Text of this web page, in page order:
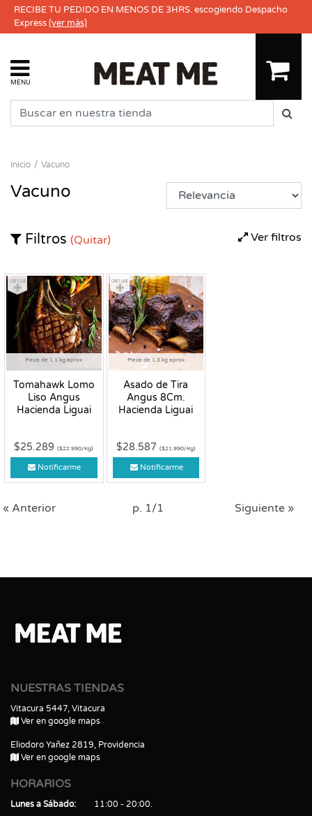
RECIBE TU PEDIDO EN MENOS DE 3HRS. escogiendo Despacho
Express(ver más)
MENU
Inicio Vacuno
Vacuno
Ver filtros
Filtros (Quitar)
Pieza de 1.1 kg aprox
Tomahawk Lomo
Liso Angus
Hacienda Liguai
Congelado
$25.289($22.990/Kg)
Notificarme
Pieza de 1.3 kg aprox
Asado de Tira
Angus 8Cm.
Hacienda Liguai
Congelado
$28.587 ($21.990/Kg)
Notificarme
« Anterior p. 1/1 Siguiente »
NUESTRAS TIENDAS
Vitacura 5447, Vitacura
Ver en google maps
Eliodoro Yañez 2819, Providencia
Ver en google maps
HORARIOS
Lunes a Sábado
11:00 - 20:00